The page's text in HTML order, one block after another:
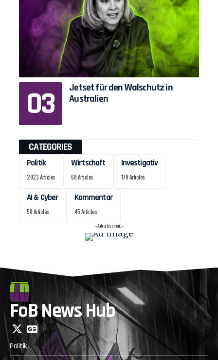
Jetset für den Walschutz in
Australien
CATEGORIES
Politik
2923 Articles
Wirtschaft
68 Articles
Investigativ
179 Articles
AI & Cyber
58 Articles
Kommentar
45 Articles
- Advertisement -
FoB News Hub
Politik